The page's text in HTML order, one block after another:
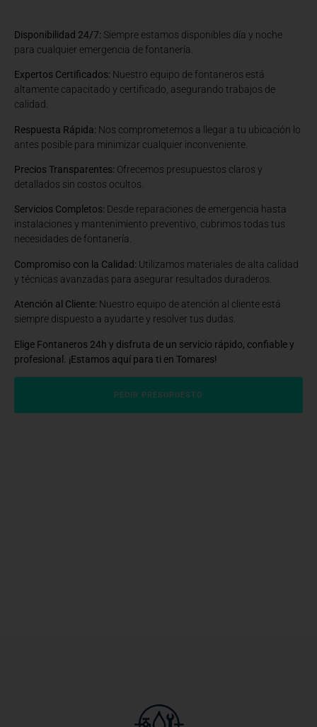
Disponibilidad 24/7: Siempre estamos disponibles día y noche
para cualquier emergencia de fontanería.
Expertos Certificados: Nuestro equipo de fontaneros está
altamente capacitado y certificado, asegurando trabajos de
calidad.
Respuesta Rápida: Nos comprometemos a llegar a tu ubicación lo
antes posible para minimizar cualquier inconveniente.
Precios Transparentes: Ofrecemos presupuestos claros y
detallados sin costos ocultos.
Servicios Completos: Desde reparaciones de emergencia hasta
instalaciones y mantenimiento preventivo, cubrimos todas tus
necesidades de fontanería.
Compromiso con la Calidad: Utilizamos materiales de alta calidad
y técnicas avanzadas para asegurar resultados duraderos.
Atención al Cliente: Nuestro equipo de atención al cliente está
siempre dispuesto a ayudarte y resolver tus dudas.
Elige Fontaneros 24h y disfruta de un servicio rápido, confiable y
profesional. ¡Estamos aquí para ti en Tomares!
PEDIR PRESUPUESTO